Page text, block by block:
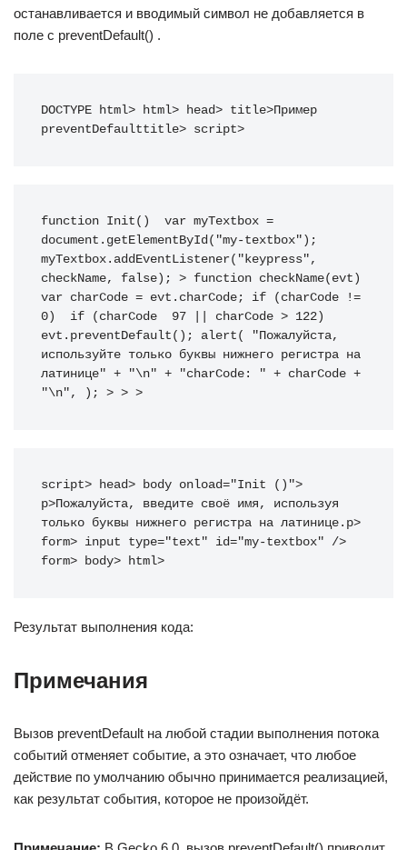
останавливается и вводимый символ не добавляется в
поле с preventDefault() .
DOCTYPE html> html> head> title>Пример
preventDefaulttitle> script>
function Init ( ) var myTextbox =
document . getElementById( "my-textbox" ) ;
myTextbox . addEventListener( "keypress" ,
checkName, false ) ; > function checkName( evt )
var charCode = evt . charCode; if ( charCode
!=
0 ) if ( charCode 97 charCode > 122 )
evt . preventDefault ( ) ; alert (
"Пожалуйста,
используйте только буквы нижнего регистра на
латинице" + "\n" + "charCode: " + charCode +
"\n" , ) ; > > >
script> head> body onload="Init ( ) ">
p>Пожалуйста, введите своё имя, используя
только буквы нижнего регистра на латинице. p>
form> input type="text " id="my-textbox"
/>
form> body> html>
Результат выполнения кода:
Примечания
Вызов preventDefault на любой стадии выполнения потока
событий отменяет событие, а это означает, что любое
действие по умолчанию обычно принимается реализацией,
как результат события, которое не произойдёт.